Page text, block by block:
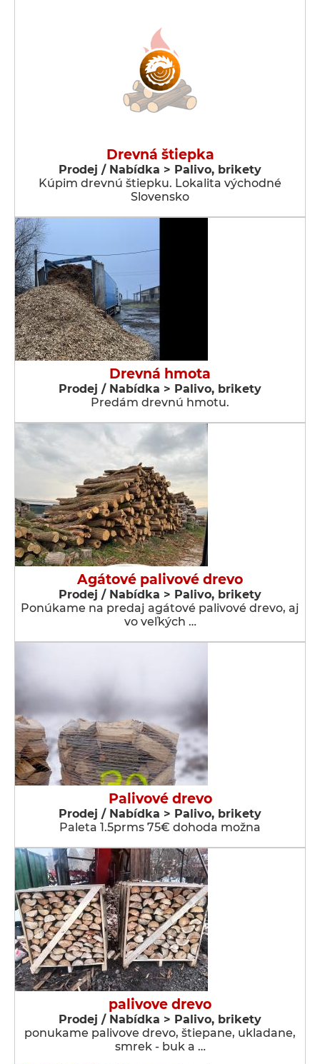
Drevná štiepka
Prodej / Nabídka > Palivo, brikety
Kúpim drevnú štiepku. Lokalita východné
Slovensko
Drevná hmota
Prodej / Nabídka > Palivo, brikety
Predám drevnú hmotu.
Agátové palivové drevo
Prodej / Nabídka > Palivo, brikety
Ponúkame na predaj agátové palivové drevo, aj
vo veľkých …
Palivové drevo
Prodej / Nabídka > Palivo, brikety
Paleta 1.5prms 75€ dohoda možna
palivove drevo
Prodej / Nabídka > Palivo, brikety
ponukame palivove drevo, štiepane, ukladane,
smrek - buk a …